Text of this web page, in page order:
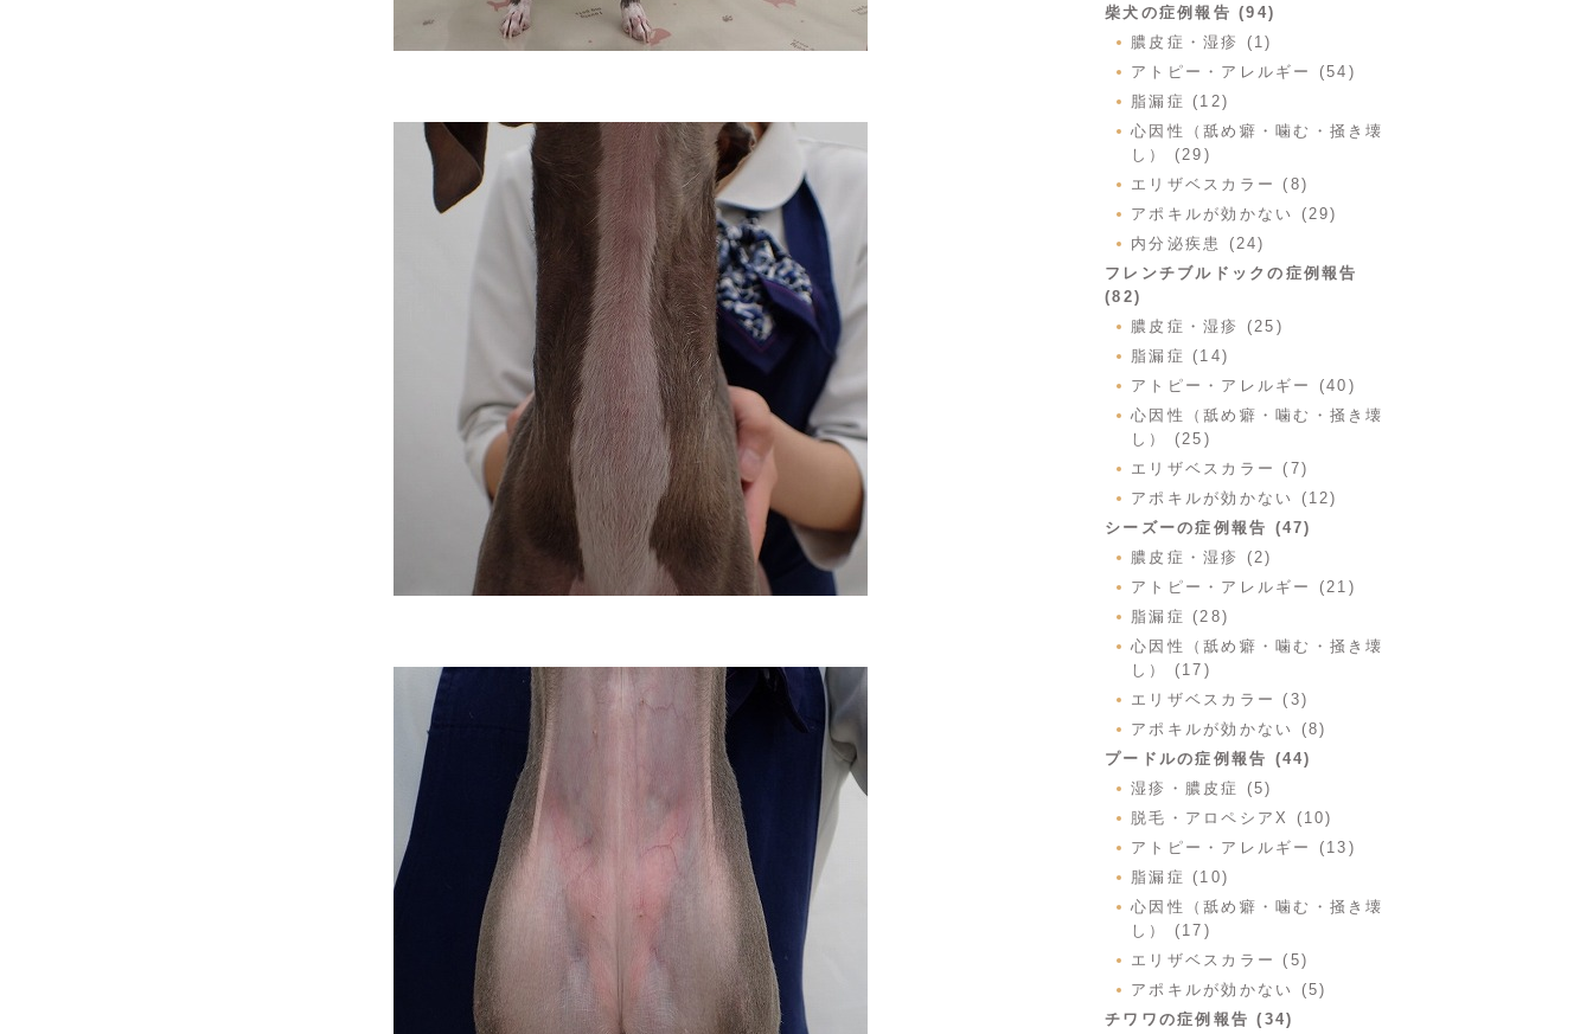
柴犬の症例報告 (94)
膿皮症・湿疹 (1)
アトピー・アレルギー (54)
脂漏症 (12)
心因性（舐め癖・噛む・掻き壊
し） (29)
エリザベスカラー (8)
アポキルが効かない (29)
内分泌疾患 (24)
フレンチブルドックの症例報告
(82)
膿皮症・湿疹 (25)
脂漏症 (14)
アトピー・アレルギー (40)
心因性（舐め癖・噛む・掻き壊
し） (25)
エリザベスカラー (7)
アポキルが効かない (12)
シーズーの症例報告 (47)
膿皮症・湿疹 (2)
アトピー・アレルギー (21)
脂漏症 (28)
心因性（舐め癖・噛む・掻き壊
し） (17)
エリザベスカラー (3)
アポキルが効かない (8)
プードルの症例報告 (44)
湿疹・膿皮症 (5)
脱毛・アロペシアX (10)
アトピー・アレルギー (13)
脂漏症 (10)
心因性（舐め癖・噛む・掻き壊
し） (17)
エリザベスカラー (5)
アポキルが効かない (5)
チワワの症例報告 (34)